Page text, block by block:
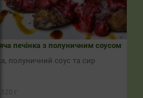
печінка з полуничним соусом
полуничний соус та сир
320 г